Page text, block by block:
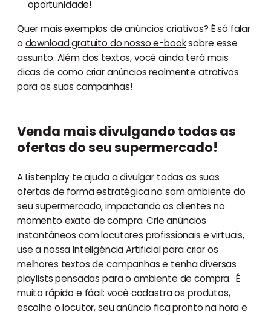
oportunidade!
Quer mais exemplos de anúncios criativos? É só falar
o download gratuito do nosso e-booksobre esse
assunto. Além dos textos, você ainda terá mais
dicas de como criar anúncios realmente atrativos
para as suas campanhas!
Venda mais divulgando todas as
ofertas do seu supermercado!
A Listenplay te ajuda a divulgar todas as suas
ofertas de forma estratégica no som ambiente do
seu supermercado, impactando os clientes no
momento exato de compra. Crie anúncios
instantâneos com locutores profissionais e virtuais,
use a nossa Inteligência Artificial para criar os
melhores textos de campanhas e tenha diversas
playlists pensadas para o ambiente de compra. É
muito rápido e fácil: você cadastra os produtos,
escolhe o locutor, seu anúncio fica pronto na hora e